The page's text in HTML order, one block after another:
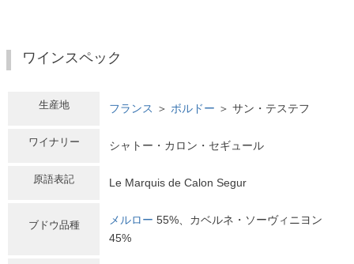
ワインスペック
生産地 フランス ＞ ボルドー ＞ サン・テステフ
ワイナリー シャトー・カロン・セギュール
原語表記 Le Marquis de Calon Segur
ブドウ品種 メルロー 55%、カベルネ・ソーヴィニヨン
45%